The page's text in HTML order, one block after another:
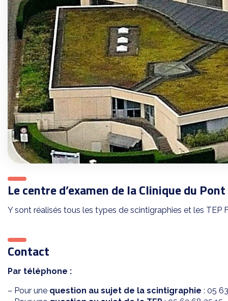
Le centre d’examen de la Clinique du
Y sont réalisés tous les types de scintigraphies et les TEP
Contact
Par téléphone :
– Pour une question au sujet de la scintigraphie : 05